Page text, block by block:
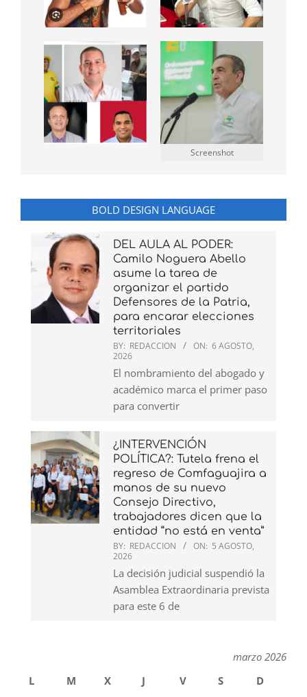
Screenshot
BOLD DESIGN LANGUAGE
DEL AULA AL PODER:
Camilo Noguera Abello
asume la tarea de
organizar el partido
Defensores de la Patria,
para encarar elecciones
territoriales
BY: REDACCION ON: 6 AGOSTO,
2026
El nombramiento del abogado y
académico marca el primer paso
para convertir
¿INTERVENCIÓN
POLÍTICA?: Tutela frena el
regreso de Comfaguajira a
manos de su nuevo
Consejo Directivo,
trabajadores dicen que la
entidad “no está en venta”
BY: REDACCION ON: 5 AGOSTO,
2026
La decisión judicial suspendió la
Asamblea Extraordinaria prevista
para este 6 de
marzo 2026
L
M X J V S
D